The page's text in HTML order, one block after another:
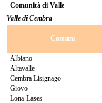
Comunità di Valle
Valle di Cembra
Comuni
Albiano
Altavalle
Cembra Lisignago
Giovo
Lona-Lases